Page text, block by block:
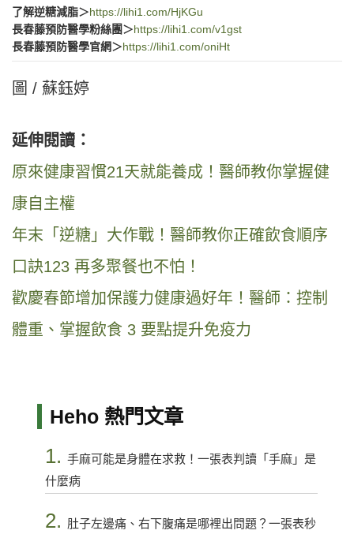
了解逆糖減脂＞https://lihi1.com/HjKGu
長春藤預防醫學粉絲團＞https://lihi1.com/v1gst
長春藤預防醫學官網＞https://lihi1.com/oniHt
圖 / 蘇鈺婷
延伸閱讀：
原來健康習慣21天就能養成！醫師教你掌握健
康自主權
年末「逆糖」大作戰！醫師教你正確飲食順序
口訣123 再多聚餐也不怕！
歡慶春節增加保護力健康過好年！醫師：控制
體重、掌握飲食 3 要點提升免疫力
Heho 熱門文章
1. 手麻可能是身體在求救！一張表判讀「手麻」是
什麼病
2. 肚子左邊痛、右下腹痛是哪裡出問題？一張表秒